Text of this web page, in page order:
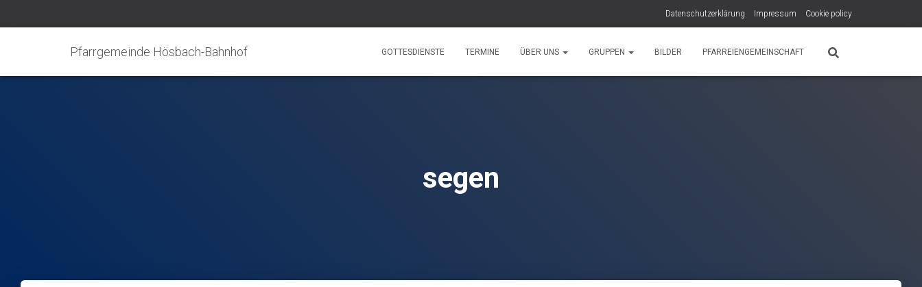
Datenschutzerklärung Impressum Cookie policy
Pfarrgemeinde Hösbach-Bahnhof GOTTESDIENSTE TERMINE ÜBER UNS GRUPPEN BILDER PFARREIENGEMEINSCHAFT
segen